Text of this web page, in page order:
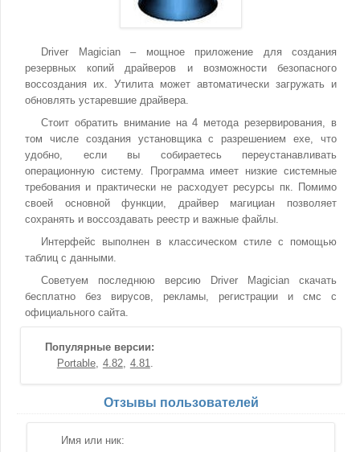
Driver Magician – мощное приложение для создания
резервных копий драйверов и возможности безопасного
воссоздания их. Утилита может автоматически загружать и
обновлять устаревшие драйвера.
Стоит обратить внимание на 4 метода резервирования, в
том числе создания установщика с разрешением exe, что
удобно, если вы собираетесь переустанавливать
операционную систему. Программа имеет низкие системные
требования и практически не расходует ресурсы пк. Помимо
своей основной функции, драйвер магициан позволяет
сохранять и воссоздавать реестр и важные файлы.
Интерфейс выполнен в классическом стиле с помощью
таблиц с данными.
Советуем последнюю версию Driver Magician скачать
бесплатно без вирусов, рекламы, регистрации и смс с
официального сайта.
Популярные версии:
Portable
4.82 4.81
Отзывы пользователей
Имя или ник: